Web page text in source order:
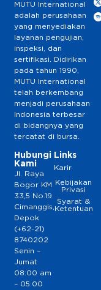
MUTU International
adalah perusahaan
yang menyediakan
layanan pengujian,
inspeksi, dan
sertifikasi. Didirikan
pada tahun 1990,
MUTU International
telah berkembang
menjadi perusahaan
Indonesia terbesar
di bidangnya yang
tercatat di bursa.
Hubungi
Kami
Jl. Raya
Bogor KM
33,5 No.19
Cimanggis,
Depok
(+62-21)
8740202
Senin –
Jumat
08:00 am
– 05:00
Links
Karir
Kebijakan
Privasi
Syarat &
Ketentuan